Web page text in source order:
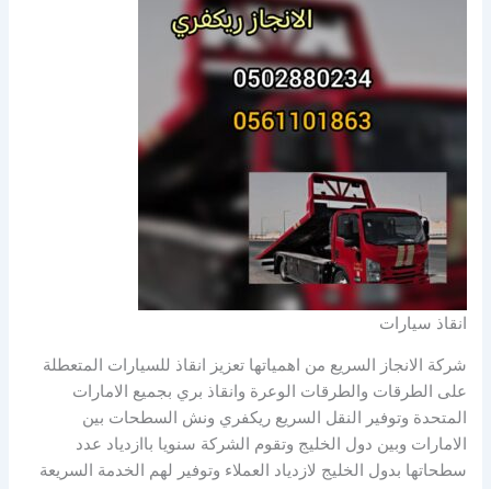
انقاذ سيارات
شركة الانجاز السريع من اهمياتها تعزيز انقاذ للسيارات المتعطلة
على الطرقات والطرقات الوعرة وانقاذ بري بجميع الامارات
المتحدة وتوفير النقل السريع ريكفري ونش السطحات بين
الامارات وبين دول الخليج وتقوم الشركة سنويا باازدياد عدد
سطحاتها بدول الخليج لازدياد العملاء وتوفير لهم الخدمة السريعة